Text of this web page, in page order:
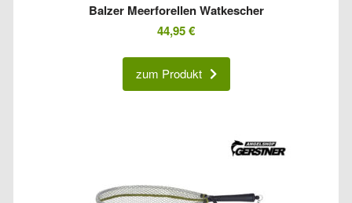
Balzer Meerforellen Watkescher
44,95€
zum Produkt